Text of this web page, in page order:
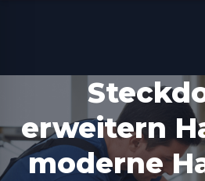
erweitern
moderne